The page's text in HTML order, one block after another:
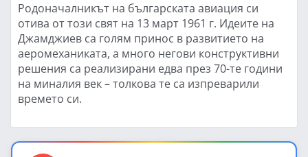
Родоначалникът на българската авиация си
отива от този свят на 13 март 1961 г. Идеите на
Джамджиев са голям принос в развитието на
аеромеханиката, а много негови конструктивни
решения са реализирани едва през 70-те години
на миналия век – толкова те са изпреварили
времето си.